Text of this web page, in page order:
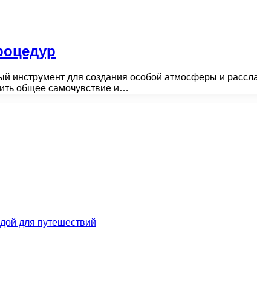
инструмент для создания особой атмосферы и
общее самочувствие и…
для путешествий